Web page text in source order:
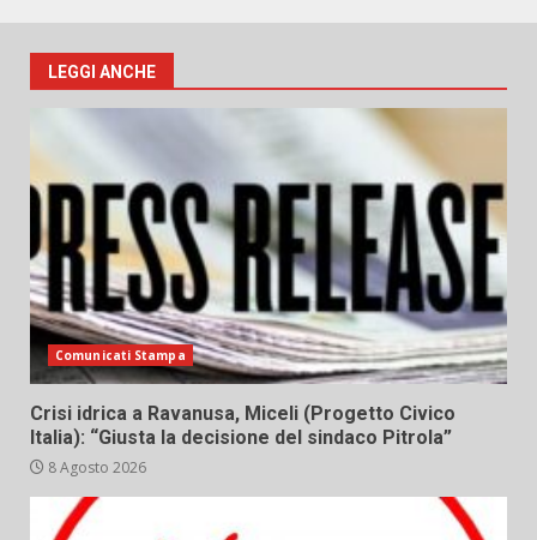
LEGGI ANCHE
Comunicati Stampa
Crisi idrica a Ravanusa, Miceli (Progetto Civico
Italia): “Giusta la decisione del sindaco Pitrola”
8 Agosto 2026